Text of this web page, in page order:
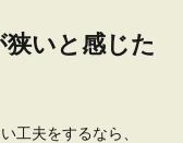
を購入した方が良いのか
いと感じた
工夫をするなら、